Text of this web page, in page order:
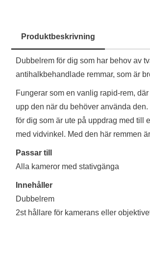
Produktbeskrivning
Produktbeskrivning
Dubbelrem för dig som har behov av
antihalkbehandlade remmar, som är
Fungerar som en vanlig rapid-rem,
upp den när du behöver använda
för dig som är ute på uppdrag med till
med vidvinkel. Med den här remmen
Passar till
Alla kameror med stativgänga
Innehåller
Dubbelrem
2st hållare för kamerans eller